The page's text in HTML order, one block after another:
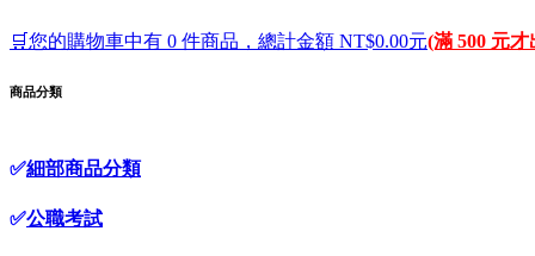
🛒您的購物車中有 0 件商品，總計金額 NT$0.00元(滿 500 元才
商品分類
✅細部商品分類
✅公職考試